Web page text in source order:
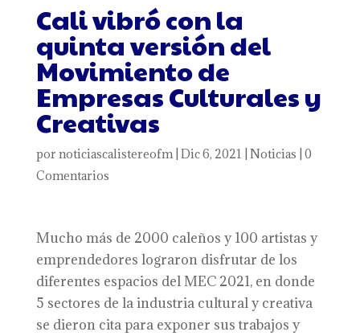
Cali vibró con la
quinta versión del
Movimiento de
Empresas Culturales y
Creativas
por noticiascalistereofm| Dic 6, 2021 Noticias 0
Comentarios
Mucho más de 2000 caleños y 100 artistas y
emprendedores lograron disfrutar de los
diferentes espacios del MEC 2021, en donde
5 sectores de la industria cultural y creativa
se dieron cita para exponer sus trabajos y